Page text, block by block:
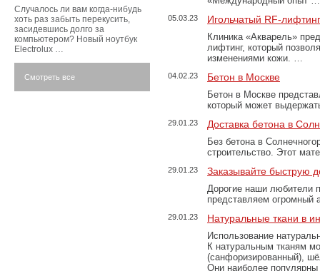
05.03.23 Игольчатый RF-
Клиника «Акварель»
лифтинг, который
изменениями кожи. …
04.02.23 Бетон в Москве
Бетон в Москве
который может
29.01.23 Доставка бетона в
Без бетона в
строительство. Этот
29.01.23 Заказывайте быструю
Дорогие наши любители
представляем огромный
29.01.23 Натуральные ткани в
Использование
К натуральным тканям
(санфоризированный),
Они наиболее популярны
Случалось ли вам когда-нибудь
хоть раз забыть перекусить,
засидевшись долго за
компьютером? Новый ноутбук
Electrolux …
Смотреть все